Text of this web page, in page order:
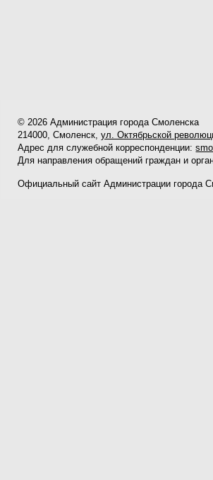
© 2026 Администрация города Смоленска
214000, Смоленск,ул. Октябрьской
Адрес для служебной корреспонденции:
Для направления обращений граждан и
Официальный сайт Администрации города